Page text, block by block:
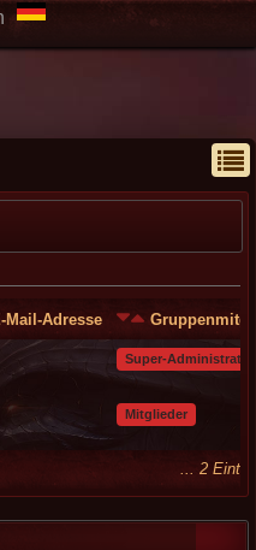
Mail-Adresse
Super-
Mitglieder
... 2